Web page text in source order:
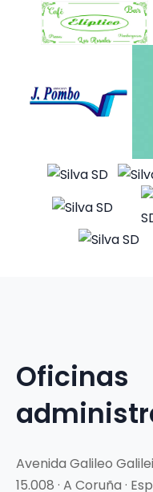
Oficinas
Avenida Galileo
15.008 · A Coruña ·